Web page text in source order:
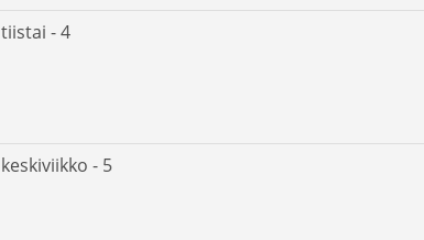
tiistai - 4
keskiviikko - 5